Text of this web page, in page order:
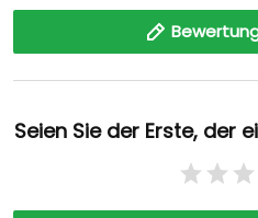
Seien Sie der Erste, der